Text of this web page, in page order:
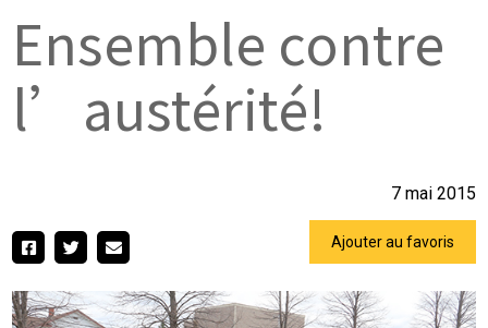
Ensemble contre
l’austérité!
7 mai 2015
Ajouter au favoris